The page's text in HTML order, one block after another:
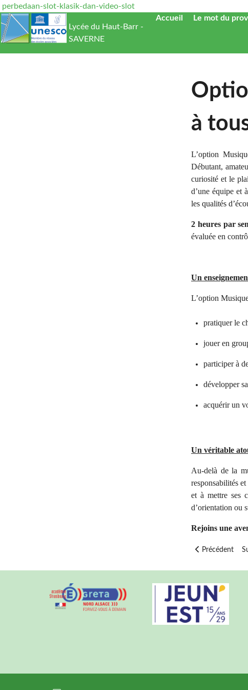
perbedaan-slot-klasik-dan-video-slot
Lycée du Haut-Barr -
SAVERNE
Accueil Le mot du
à
L’option
Débutant,
curiosité et le
d’une équipe et
les qualités
2 heures par
évaluée en
Un
L’option
pratiquer le
jouer en
participer à
développer
acquérir un
Un véritable
Au-delà de la
responsabilités
et à mettre ses
d’orientation ou
Rejoins une
Article
Précédent